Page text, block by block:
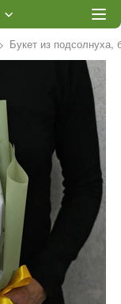
Букет из подсолнуха,